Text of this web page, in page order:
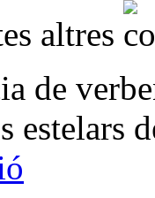
altres
de
estelars